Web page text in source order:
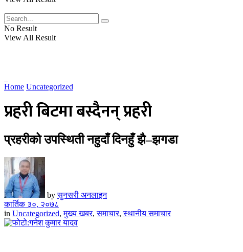
No Result
View All Result
Home Uncategorized
प्रहरी बिटमा बस्दैनन् प्रहरी
प्रहरीको उपस्थिती नहुदाँ दिनहुँ झै–झगडा
by सुनसरी अनलाइन
कार्तिक ३०, २०७८
in Uncategorized,मुख्य खबर,समाचार,स्थानीय समाचार